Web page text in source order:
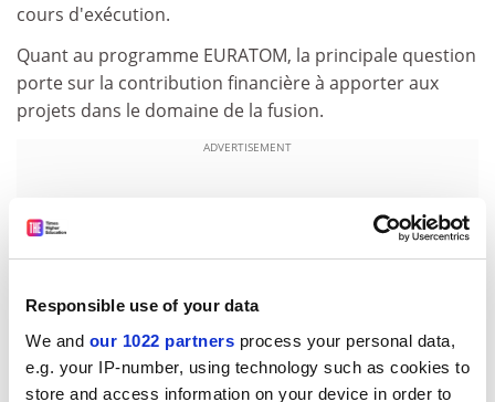
Responsible use of your data
We and our 1022 partners process your personal data,
e.g. your IP-number, using technology such as cookies to
store and access information on your device in order to
cours d'exécution.
Quant au programme EURATOM, la principale question
porte sur la contribution financière à apporter aux
projets dans le domaine de la fusion.
ADVERTISEMENT